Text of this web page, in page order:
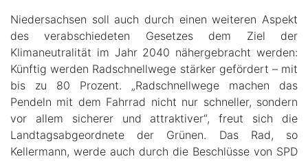
Niedersachsen soll auch durch einen weiteren Aspekt
des verabschiedeten Gesetzes dem Ziel der
Klimaneutralität im Jahr 2040 nähergebracht werden:
Künftig werden Radschnellwege stärker gefördert – mit
bis zu 80 Prozent. „Radschnellwege machen das
Pendeln mit dem Fahrrad nicht nur schneller, sondern
vor allem sicherer und attraktiver“, freut sich die
Landtagsabgeordnete der Grünen. Das Rad, so
Kellermann, werde auch durch die Beschlüsse von SPD